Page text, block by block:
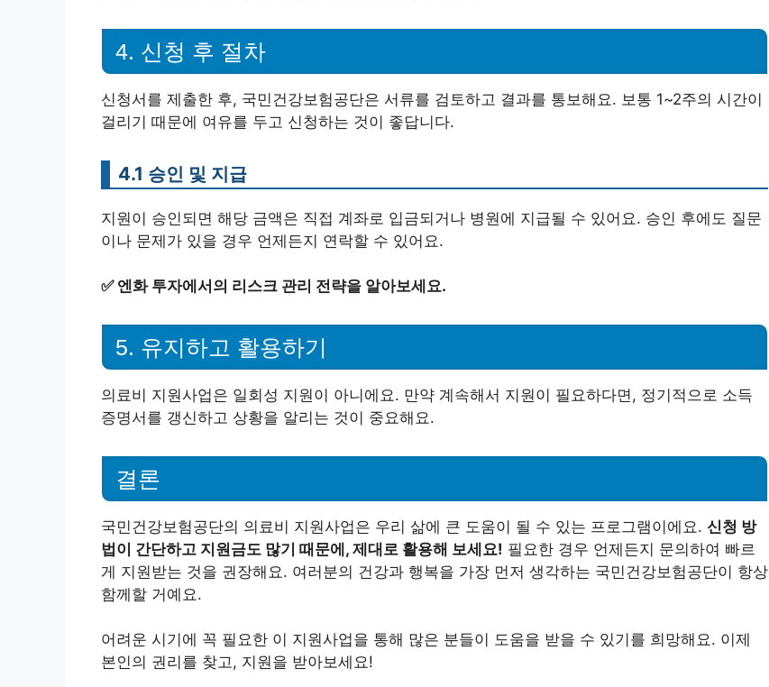
4. 신청 후 절차
신청서를 제출한 후, 국민건강보험공단은 서류를 검토하고 결과를 통보해요. 보통 1~2주의 시간이
걸리기 때문에 여유를 두고 신청하는 것이 좋답니다.
4.1 승인 및 지급
지원이 승인되면 해당 금액은 직접 계좌로 입금되거나 병원에 지급될 수 있어요. 승인 후에도 질문
이나 문제가 있을 경우 언제든지 연락할 수 있어요.
✅ 엔화 투자에서의 리스크 관리 전략을 알아보세요.
5. 유지하고 활용하기
의료비 지원사업은 일회성 지원이 아니에요. 만약 계속해서 지원이 필요하다면, 정기적으로 소득
증명서를 갱신하고 상황을 알리는 것이 중요해요.
결론
국민건강보험공단의 의료비 지원사업은 우리 삶에 큰 도움이 될 수 있는 프로그램이에요. 신청 방
법이 간단하고 지원금도 많기 때문에, 제대로 활용해 보세요! 필요한 경우 언제든지 문의하여 빠르
게 지원받는 것을 권장해요. 여러분의 건강과 행복을 가장 먼저 생각하는 국민건강보험공단이 항상
함께할 거예요.
어려운 시기에 꼭 필요한 이 지원사업을 통해 많은 분들이 도움을 받을 수 있기를 희망해요. 이제
본인의 권리를 찾고, 지원을 받아보세요!